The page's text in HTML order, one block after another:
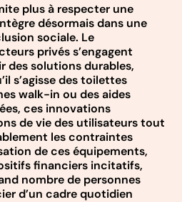
plus à respecter une
désormais dans une
sociale. Le
privés s’engagent
des solutions durables,
s’agisse des toilettes
walk-in ou des aides
ces innovations
de vie des utilisateurs tout
les contraintes
de ces équipements,
financiers incitatifs,
nombre de personnes
d’un cadre quotidien